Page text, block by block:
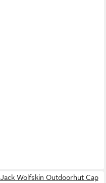
Jack Wolfskin Outdoorhut Cap